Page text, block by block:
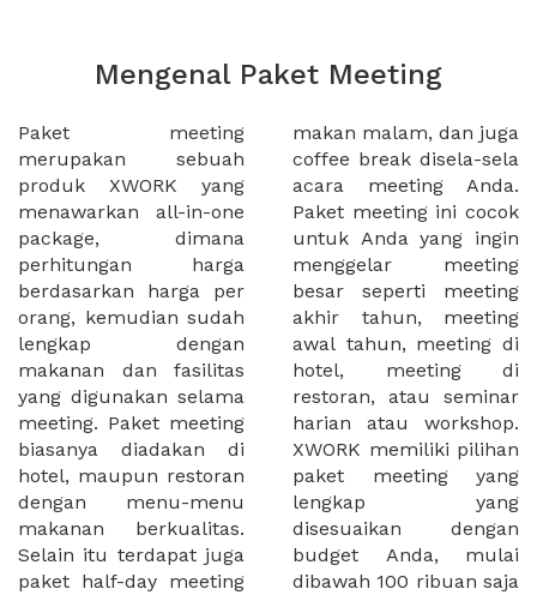
Mengenal Paket Meeting
Paket meeting
merupakan sebuah
produk XWORK yang
menawarkan all-in-one
package, dimana
perhitungan harga
berdasarkan harga per
orang, kemudian sudah
lengkap dengan
makanan dan fasilitas
yang digunakan selama
meeting. Paket meeting
biasanya diadakan di
hotel, maupun restoran
dengan menu-menu
makanan berkualitas.
Selain itu terdapat juga
paket half-day meeting
makan malam, dan juga
coffee break disela-sela
acara meeting Anda.
Paket meeting ini cocok
untuk Anda yang ingin
menggelar meeting
besar seperti meeting
akhir tahun, meeting
awal tahun, meeting di
hotel, meeting di
restoran, atau seminar
harian atau workshop.
XWORK memiliki pilihan
paket meeting yang
lengkap yang
disesuaikan dengan
budget Anda, mulai
dibawah 100 ribuan saja